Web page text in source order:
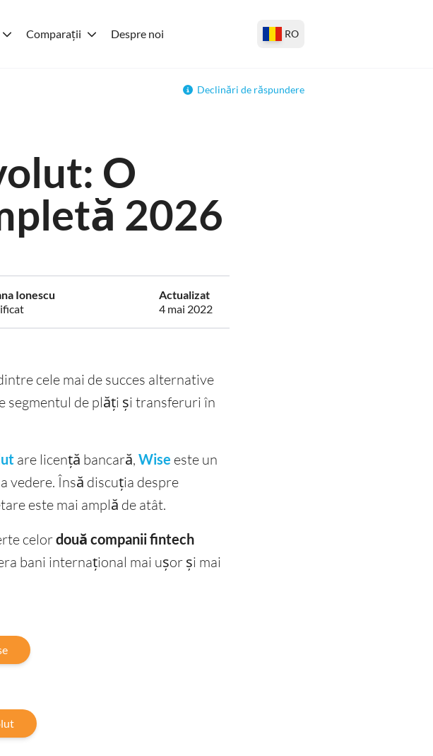
Comparații Despre noi RO
Declinări de răspundere
O
2026
Ionescu
Actualizat
4 mai 2022
cele mai de succes alternative
segmentul de plăți și transferuri în
are licență bancară, Wise este un
vedere. Însă discuția despre
este mai amplă de atât.
celordouă companii fintech
bani internațional mai ușor și mai